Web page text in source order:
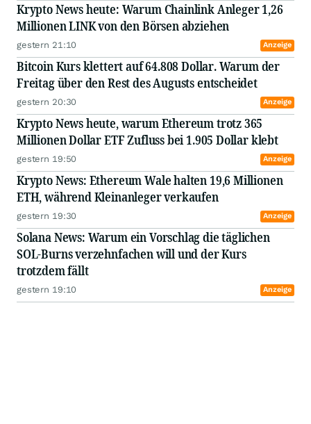
Krypto News heute: Warum Chainlink Anleger 1,26
Millionen LINK von den Börsen abziehen
gestern 21:10 Anzeige
Bitcoin Kurs klettert auf 64.808 Dollar. Warum der
Freitag über den Rest des Augusts entscheidet
gestern 20:30 Anzeige
Krypto News heute, warum Ethereum trotz 365
Millionen Dollar ETF Zufluss bei 1.905 Dollar klebt
gestern 19:50 Anzeige
Krypto News: Ethereum Wale halten 19,6 Millionen
ETH, während Kleinanleger verkaufen
gestern 19:30 Anzeige
Solana News: Warum ein Vorschlag die täglichen
SOL-Burns verzehnfachen will und der Kurs
trotzdem fällt
gestern 19:10 Anzeige